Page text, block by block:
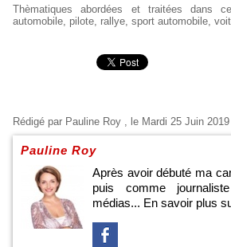
Thèmatiques abordées et traitées dans
automobile pilote rallye sport automobile
Rédigé par Pauline Roy , le Mardi 25 Juin
Pauline Roy
Après avoir débuté ma
puis comme
médias... En savoir plus